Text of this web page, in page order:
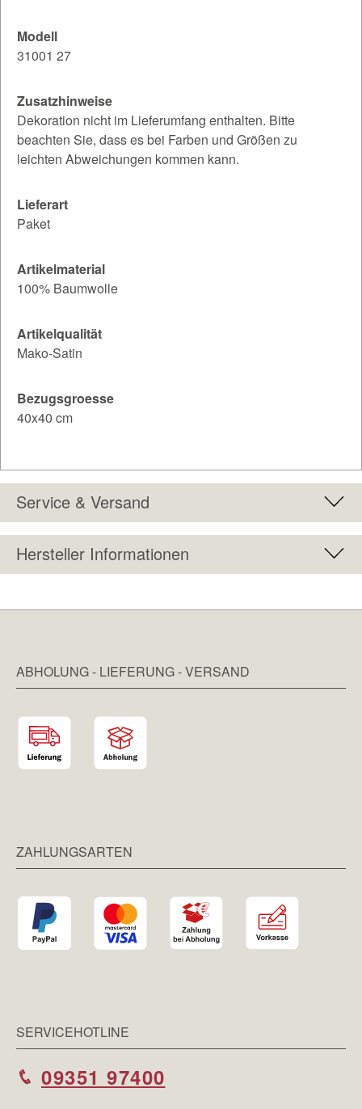
Modell
31001 27
Zusatzhinweise
Dekoration nicht im Lieferumfang enthalten. Bitte
beachten Sie, dass es bei Farben und Größen zu
leichten Abweichungen kommen kann.
Lieferart
Paket
Artikelmaterial
100% Baumwolle
Artikelqualität
Mako-Satin
Bezugsgroesse
40x40 cm
Service & Versand
Hersteller Informationen
ABHOLUNG - LIEFERUNG - VERSAND
ZAHLUNGSARTEN
SERVICEHOTLINE
09351 97400